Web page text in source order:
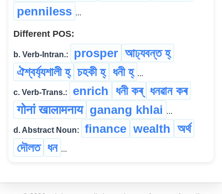
penniless ...
Different POS:
b. Verb-Intran.: prosper আঢ্যবন্ত হ্
ঐশ্বৰ্য্যশালী হ্ চহকী হ্ ধনী হ্ ...
c. Verb-Trans.: enrich ধনী কৰ্ ধনৱান কৰ
गोनां खालामनाय ganang khlai ...
d. Abstract Noun: finance wealth অৰ্থ
দৌলত ধন ...